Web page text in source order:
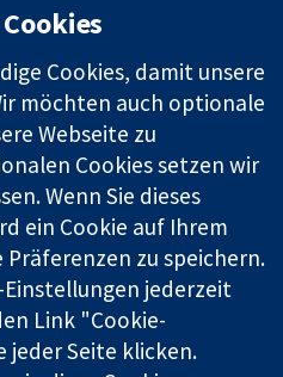
Pressestelle
Über uns
Cochrane
Library
eine gemeinützige Organisation
in Wales als eine Gesellschaft
registriert.
GB 718 2127 49.
Cookies, damit unsere
möchten auch optionale
Webseite zu
Cookies setzen wir
Wenn Sie dieses
ein Cookie auf Ihrem
zu speichern.
jederzeit
Link "Cookie-
jeder Seite klicken.